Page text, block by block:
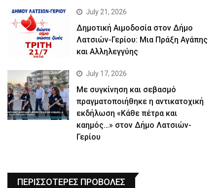
July 21, 2026
Δημοτική Αιμοδοσία στον Δήμο
Λατσιών-Γερίου: Μια Πράξη Αγάπης
και Αλληλεγγύης
July 17, 2026
Με συγκίνηση και σεβασμό
πραγματοποιήθηκε η αντικατοχική
εκδήλωση «Κάθε πέτρα και
καημός…» στον Δήμο Λατσιών-
Γερίου
ΠΕΡΙΣΣΟΤΕΡΕΣ ΠΡΟΒΟΛΕΣ